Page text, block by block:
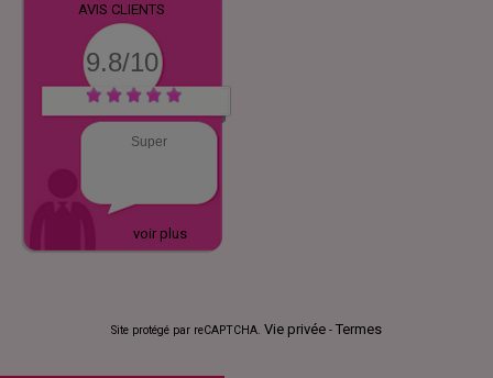
AVIS CLIENTS
9.8/10
Super
voir plus
Site protégé par reCAPTCHA. Vie privée - Termes